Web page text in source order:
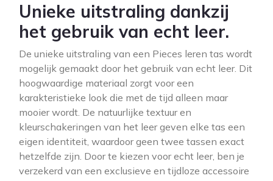
Unieke uitstraling dankzij
het gebruik van echt leer.
De unieke uitstraling van een Pieces leren tas wordt
mogelijk gemaakt door het gebruik van echt leer. Dit
hoogwaardige materiaal zorgt voor een
karakteristieke look die met de tijd alleen maar
mooier wordt. De natuurlijke textuur en
kleurschakeringen van het leer geven elke tas een
eigen identiteit, waardoor geen twee tassen exact
hetzelfde zijn. Door te kiezen voor echt leer, ben je
verzekerd van een exclusieve en tijdloze accessoire